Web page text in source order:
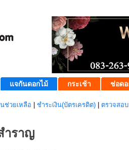
แจกันดอกไม้ กระเช้า ช่อดอ
ช่วยเหลือ ชำระเงิน(บัตรเครดิต) ตรวจสอ
ำราญ